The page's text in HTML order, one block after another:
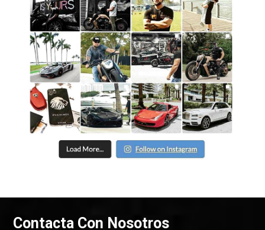
Contacta Con Nosotros